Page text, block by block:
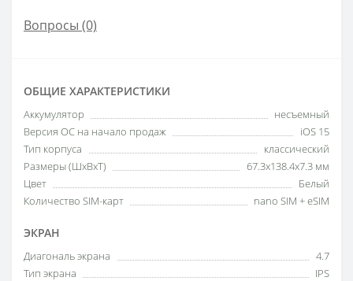
Вопросы (0)
ОБЩИЕ ХАРАКТЕРИСТИКИ
Аккумулятор
несъемный
Версия ОС на начало продаж
iOS 15
Тип корпуса
классический
Размеры (ШxВxТ)
67.3x138.4x7.3 мм
Цвет
Белый
Количество SIM-карт
nano SIM + eSIM
ЭКРАН
Диагональ экрана
4.7
Тип экрана
IPS